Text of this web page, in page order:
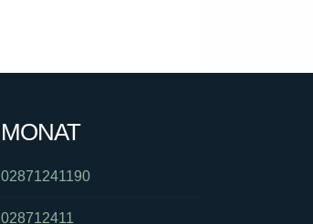
MONAT
02871241190
028712411